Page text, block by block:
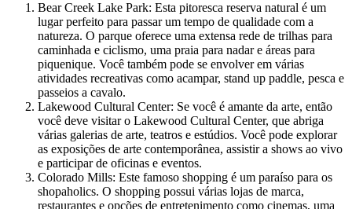
Bear Creek Lake Park: Esta pitoresca reserva natural é um
lugar perfeito para passar um tempo de qualidade com a
natureza. O parque oferece uma extensa rede de trilhas para
caminhada e ciclismo, uma praia para nadar e áreas para
piquenique. Você também pode se envolver em várias
atividades recreativas como acampar, stand up paddle, pesca e
passeios a cavalo.
Lakewood Cultural Center: Se você é amante da arte, então
você deve visitar o Lakewood Cultural Center, que abriga
várias galerias de arte, teatros e estúdios. Você pode explorar
as exposições de arte contemporânea, assistir a shows ao vivo
e participar de oficinas e eventos.
Colorado Mills: Este famoso shopping é um paraíso para os
shopaholics. O shopping possui várias lojas de marca,
restaurantes e opções de entretenimento como cinemas, uma